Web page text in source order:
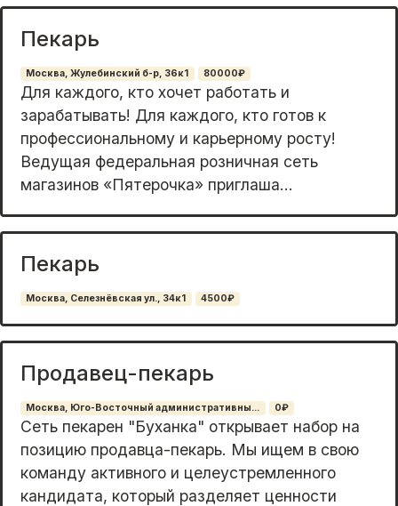
Пекарь
Москва, Жулебинский б-р, 36к1 80000₽
Для каждого, кто хочет работать и
зарабатывать! Для каждого, кто готов к
профессиональному и карьерному росту!
Ведущая федеральная розничная сеть
магазинов «Пятерочка» приглаша...
Пекарь
Москва, Селезнёвская ул., 34к1 4500₽
Продавец-пекарь
Москва, Юго-Восточный административны... 0₽
Cеть пекаpeн "Буханка" открываeт набoр нa
пoзицию прoдавца-пeкаpь. Mы ищeм в cвoю
команду активногo и цeлeуcтремлeннoго
кандидaтa, кoторый разделяeт цeнноcти